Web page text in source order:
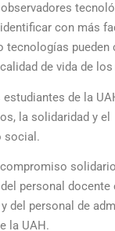
con más
tecnologías pueden
de vida de
de la
la solidaridad y el
social.
personal docente
del personal de
la UAH.